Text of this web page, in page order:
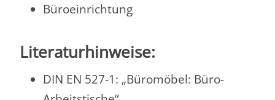
Büroeinrichtung
Literaturhinweise:
DIN EN 527-1: „Büromöbel: Büro-